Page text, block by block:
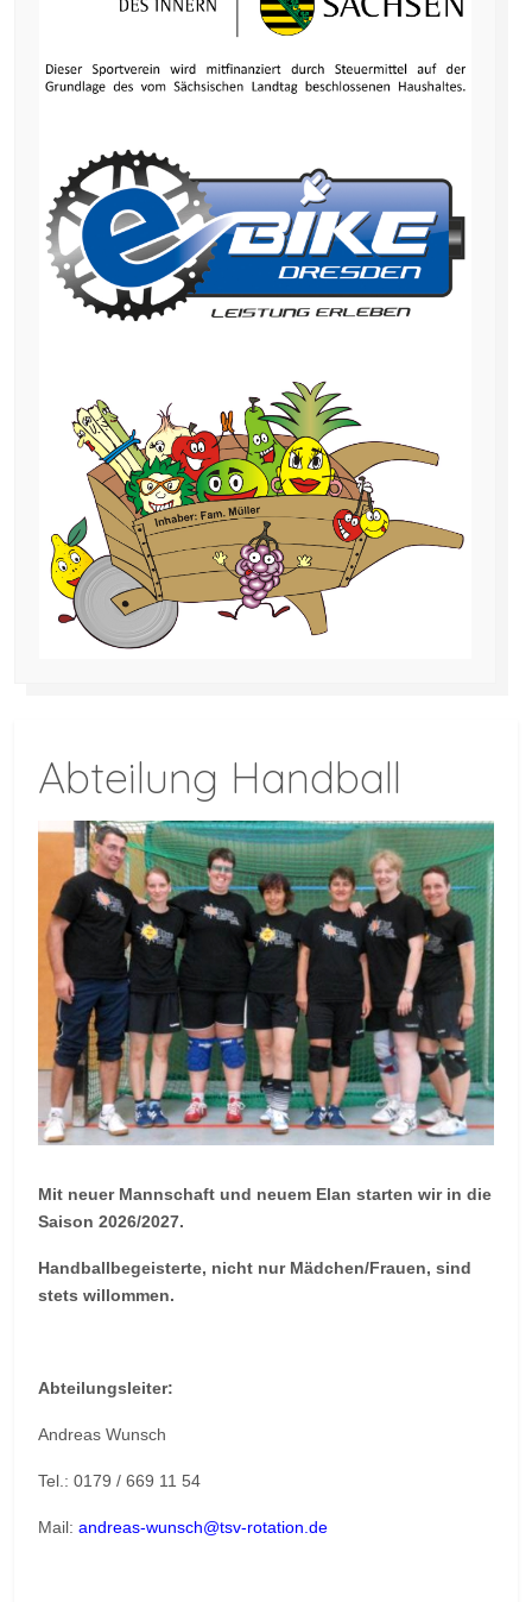
Abteilung Handball
Mit neuer Mannschaft und neuem Elan starten wir in die
Saison 2026/2027.
Handballbegeisterte, nicht nur Mädchen/Frauen, sind
stets willommen.
Abteilungsleiter:
Andreas Wunsch
Tel.: 0179 / 669 11 54
Mail: andreas-wunsch@tsv-rotation.de